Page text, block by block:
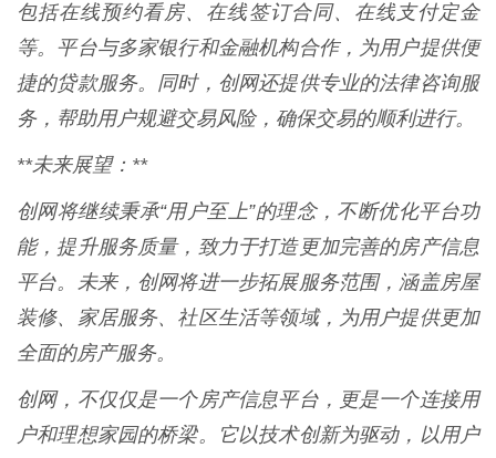
包括在线预约看房、在线签订合同、在线支付定金
等。平台与多家银行和金融机构合作，为用户提供便
捷的贷款服务。同时，创网还提供专业的法律咨询服
务，帮助用户规避交易风险，确保交易的顺利进行。
**未来展望：**
创网将继续秉承“用户至上”的理念，不断优化平台功
能，提升服务质量，致力于打造更加完善的房产信息
平台。未来，创网将进一步拓展服务范围，涵盖房屋
装修、家居服务、社区生活等领域，为用户提供更加
全面的房产服务。
创网，不仅仅是一个房产信息平台，更是一个连接用
户和理想家园的桥梁。它以技术创新为驱动，以用户